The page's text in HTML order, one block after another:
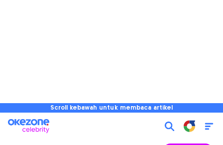
Scroll kebawah untuk membaca artikel